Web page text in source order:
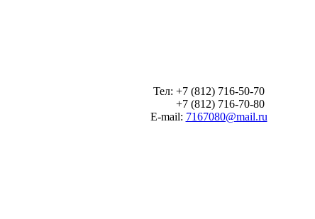
Тел: +7 (812) 716-50-70
+7 (812) 716-70-80
E-mail: 7167080@mail.ru